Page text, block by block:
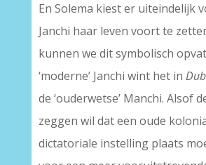
En Solema kiest er uiteindelijk
Janchi haar leven voort te
kunnen we dit symbolisch
‘moderne’ Janchi wint het in
de ‘ouderwetse’ Manchi. Alsof
zeggen wil dat een oude
dictatoriale instelling plaats